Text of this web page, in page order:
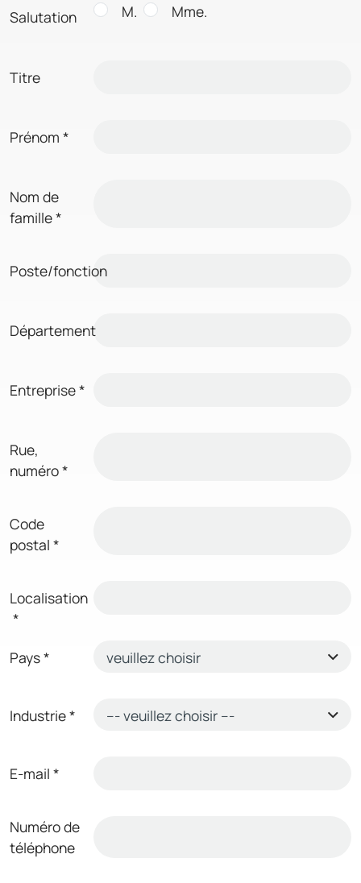
Salutation M. Mme.
Titre
Prénom *
Nom de
famille*
Poste/fonction
Département
Entreprise*
Rue,
numéro*
Code
postal *
Localisation
*
Pays*
Industrie*
E-mail *
Numéro de
téléphone